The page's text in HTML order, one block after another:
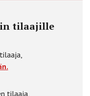
tilaajille
tilaaja,